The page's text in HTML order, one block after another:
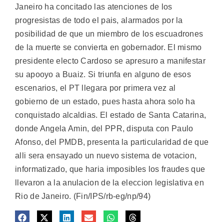
Janeiro ha concitado las atenciones de los
progresistas de todo el pais, alarmados por la
posibilidad de que un miembro de los escuadrones
de la muerte se convierta en gobernador. El mismo
presidente electo Cardoso se apresuro a manifestar
su apooyo a Buaiz. Si triunfa en alguno de esos
escenarios, el PT llegara por primera vez al
gobierno de un estado, pues hasta ahora solo ha
conquistado alcaldias. El estado de Santa Catarina,
donde Angela Amin, del PPR, disputa con Paulo
Afonso, del PMDB, presenta la particularidad de que
alli sera ensayado un nuevo sistema de votacion,
informatizado, que haria imposibles los fraudes que
llevaron a la anulacion de la eleccion legislativa en
Rio de Janeiro. (Fin/IPS/rb-eg/np/94)